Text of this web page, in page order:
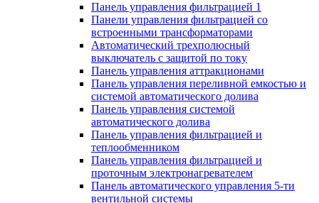
Панель управления фильтрацией 1
Панели управления фильтрацией cо
встроенными трансформаторами
Автоматический трехполюсный
выключатель с защитой по току
Панель управления аттракционами
Панель управления переливной емкостью и
системой автоматического долива
Панель управления системой
автоматического долива
Панель управления фильтрацией и
теплообменником
Панель управления фильтрацией и
проточным электронагревателем
Панель автоматического управления 5-ти
вентильной системы